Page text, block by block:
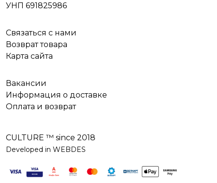
УНП 691825986
Связаться с нами
Возврат товара
Карта сайта
Вакансии
Информация о доставке
Оплата и возврат
CULTURE ™️ since 2018
Developed in WEBDES